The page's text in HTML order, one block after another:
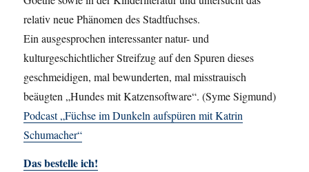
relativ neue Phänomen des Stadtfuchses.
Ein ausgesprochen interessanter natur- und
kulturgeschichtlicher Streifzug auf den Spuren dieses
geschmeidigen, mal bewunderten, mal misstrauisch
beäugten „Hundes mit Katzensoftware“. (Syme Sigmund)
Podcast „Füchse im Dunkeln aufspüren mit Katrin
Schumacher“
Das bestelle ich!